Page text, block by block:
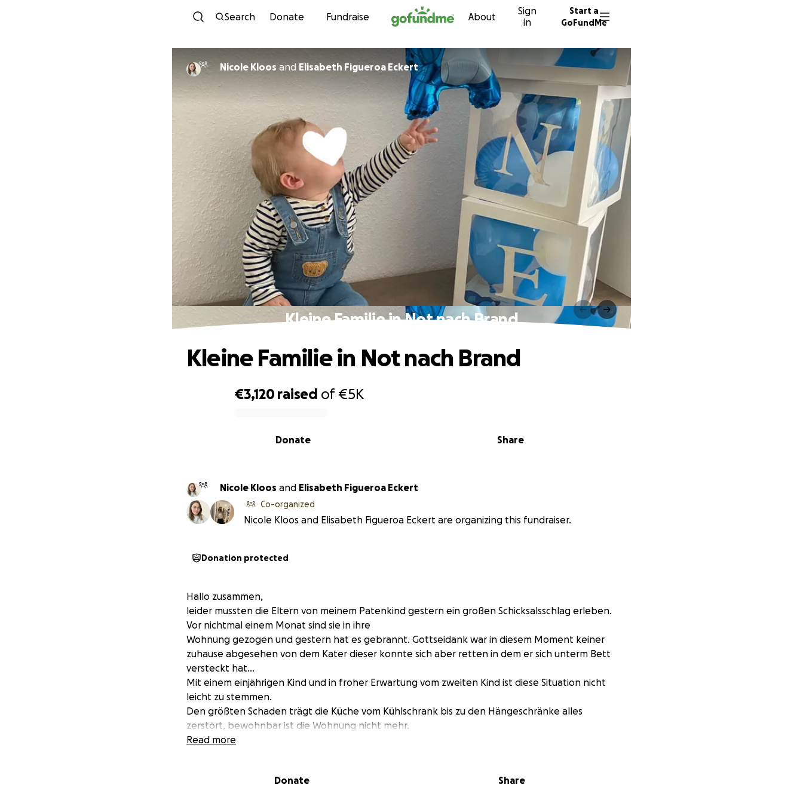
Skip to content
Search Donate Fundraise About
Sign
in
Start a
GoFundMe
Nicole Kloos and Elisabeth Figueroa Eckert
Kleine Familie in Not nach Brand
€3,120 raised of€5K
Share
Donate
Kleine Familie in Not nach Brand
Nicole Kloos and Elisabeth Figueroa Eckert
Co-organized
Nicole Kloos and Elisabeth Figueroa Eckert are organizing this fundraiser.
Donation protected
Hallo zusammen,
leider mussten die Eltern von meinem Patenkind gestern ein großen Schicksalsschlag erleben.
Vor nichtmal einem Monat sind sie in ihre
Wohnung gezogen und gestern hat es gebrannt. Gottseidank war in diesem Moment keiner
zuhause abgesehen von dem Kater dieser konnte sich aber retten in dem er sich unterm Bett
versteckt hat…
Mit einem einjährigen Kind und in froher Erwartung vom zweiten Kind ist diese Situation nicht
leicht zu stemmen.
Den größten Schaden trägt die Küche vom Kühlschrank bis zu den Hängeschränke alles
zerstört, bewohnbar ist die Wohnung nicht mehr.
Alle weitere Möbel litten durch den Russ ebenso wie Klamotten für Eltern und Kind.
mit ganz Lieben Grüßen
Read more
Donate Share